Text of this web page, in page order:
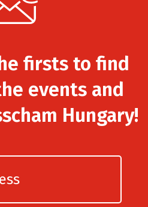
firsts to find
events and
Hungary!